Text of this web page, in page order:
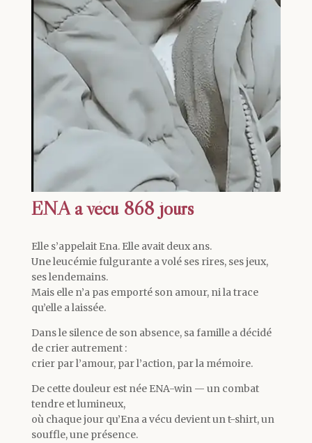
ENA a vécu 868 jours
Elle s’appelait Ena. Elle avait deux ans.
Une leucémie fulgurante a volé ses rires, ses jeux,
ses lendemains.
Mais elle n’a pas emporté son amour, ni la trace
qu’elle a laissée.
Dans le silence de son absence, sa famille a décidé
de crier autrement :
crier par l’amour, par l’action, par la mémoire.
De cette douleur est née ENA-win — un combat
tendre et lumineux,
où chaque jour qu’Ena a vécu devient un t-shirt, un
souffle, une présence.